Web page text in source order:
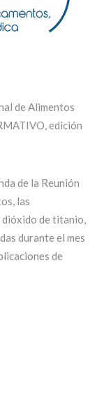
de Alimentos
edición
de la Reunión
las
de titanio,
durante el mes
de